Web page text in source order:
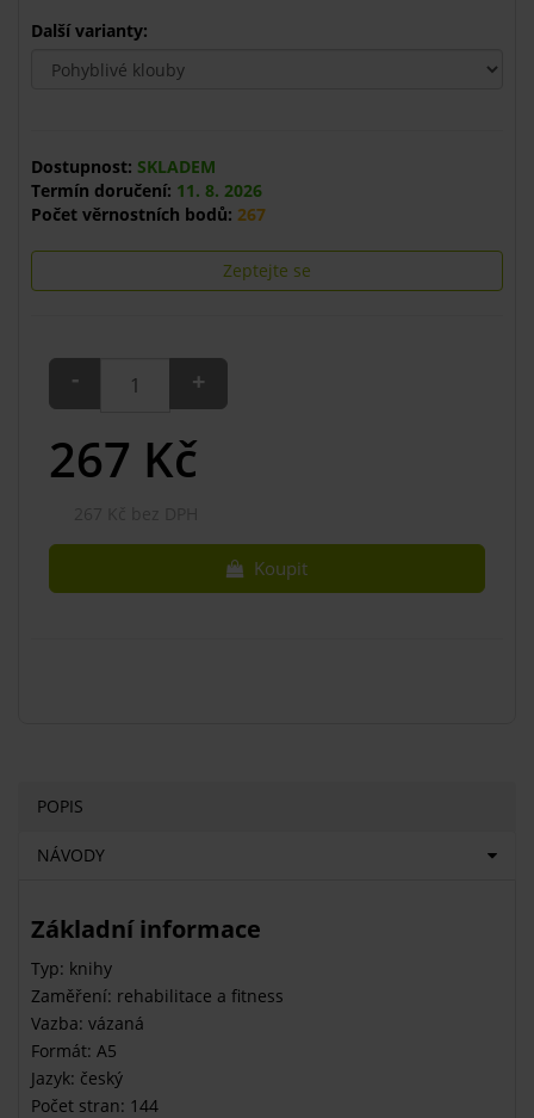
Další varianty:
Dostupnost: SKLADEM
Termín doručení: 11. 8. 2026
Počet věrnostních bodů: 267
Zeptejte se
- +
267 Kč
Koupit
POPIS
NÁVODY
Základní informace
Typ: knihy
Zaměření: rehabilitace a fitness
Vazba: vázaná
Formát: A5
Jazyk: český
Počet stran: 144